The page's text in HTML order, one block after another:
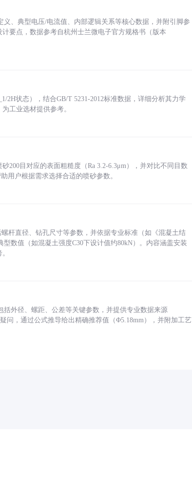
、典型电压/电流值、内部逻辑关系等核心数据，并附引脚参
要点，数据参考自杭州士兰微电子官方规格书（版本
2H状态），结合GB/T 5231-2012标准数据，详细分析其力学
工业选材提供参考。
200目对应的表面粗糙度（Ra 3.2-6.3μm），并对比不同目数
用户根据需求选择合适的喷砂参数。
杆直径、钻孔尺寸等参数，并依据专业标准（如《混凝土结
数值（如混凝土强度C30下设计值约80kN）。内容涵盖安装
外径、螺距、公差等关键参数，并提供专业数据来源
问，通过公式推导给出精确推荐值（Φ5.18mm），并附加工艺